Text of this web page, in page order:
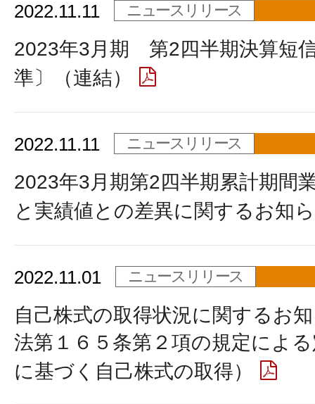
2022.11.11 ニュースリリース
2023年3月期 第2四半期決算短
準〕（連結）
2022.11.11 ニュースリリース
2023年3月期第2四半期累計期間
と実績値との差異に関するお知
2022.11.01 ニュースリリース
自己株式の取得状況に関するお
法第１６５条第２項の規定によ
に基づく自己株式の取得）